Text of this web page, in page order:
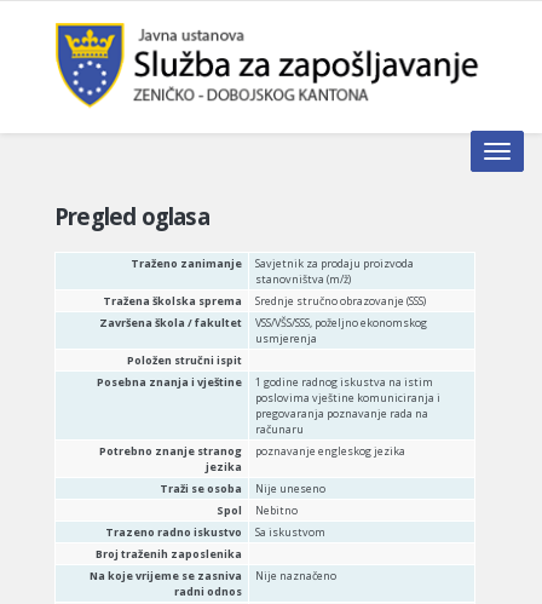
Toggle
Pregled oglasa
Traženo zanimanje
Savjetnik za prodaju proizvoda
stanovništva (m/ž)
Tražena školska sprema
Srednje stručno obrazovanje (SSS)
Završena škola / fakultet
VSS/VŠS/SSS, poželjno ekonomskog
usmjerenja
Položen stručni ispit
Posebna znanja i vještine
1 godine radnog iskustva na istim
poslovima vještine komuniciranja i
pregovaranja poznavanje rada na
računaru
Potrebno znanje stranog
jezika
poznavanje engleskog jezika
Traži se osoba
Nije uneseno
Spol
Nebitno
Trazeno radno iskustvo
Sa iskustvom
Broj traženih zaposlenika
Na koje vrijeme se zasniva
radni odnos
Nije naznačeno